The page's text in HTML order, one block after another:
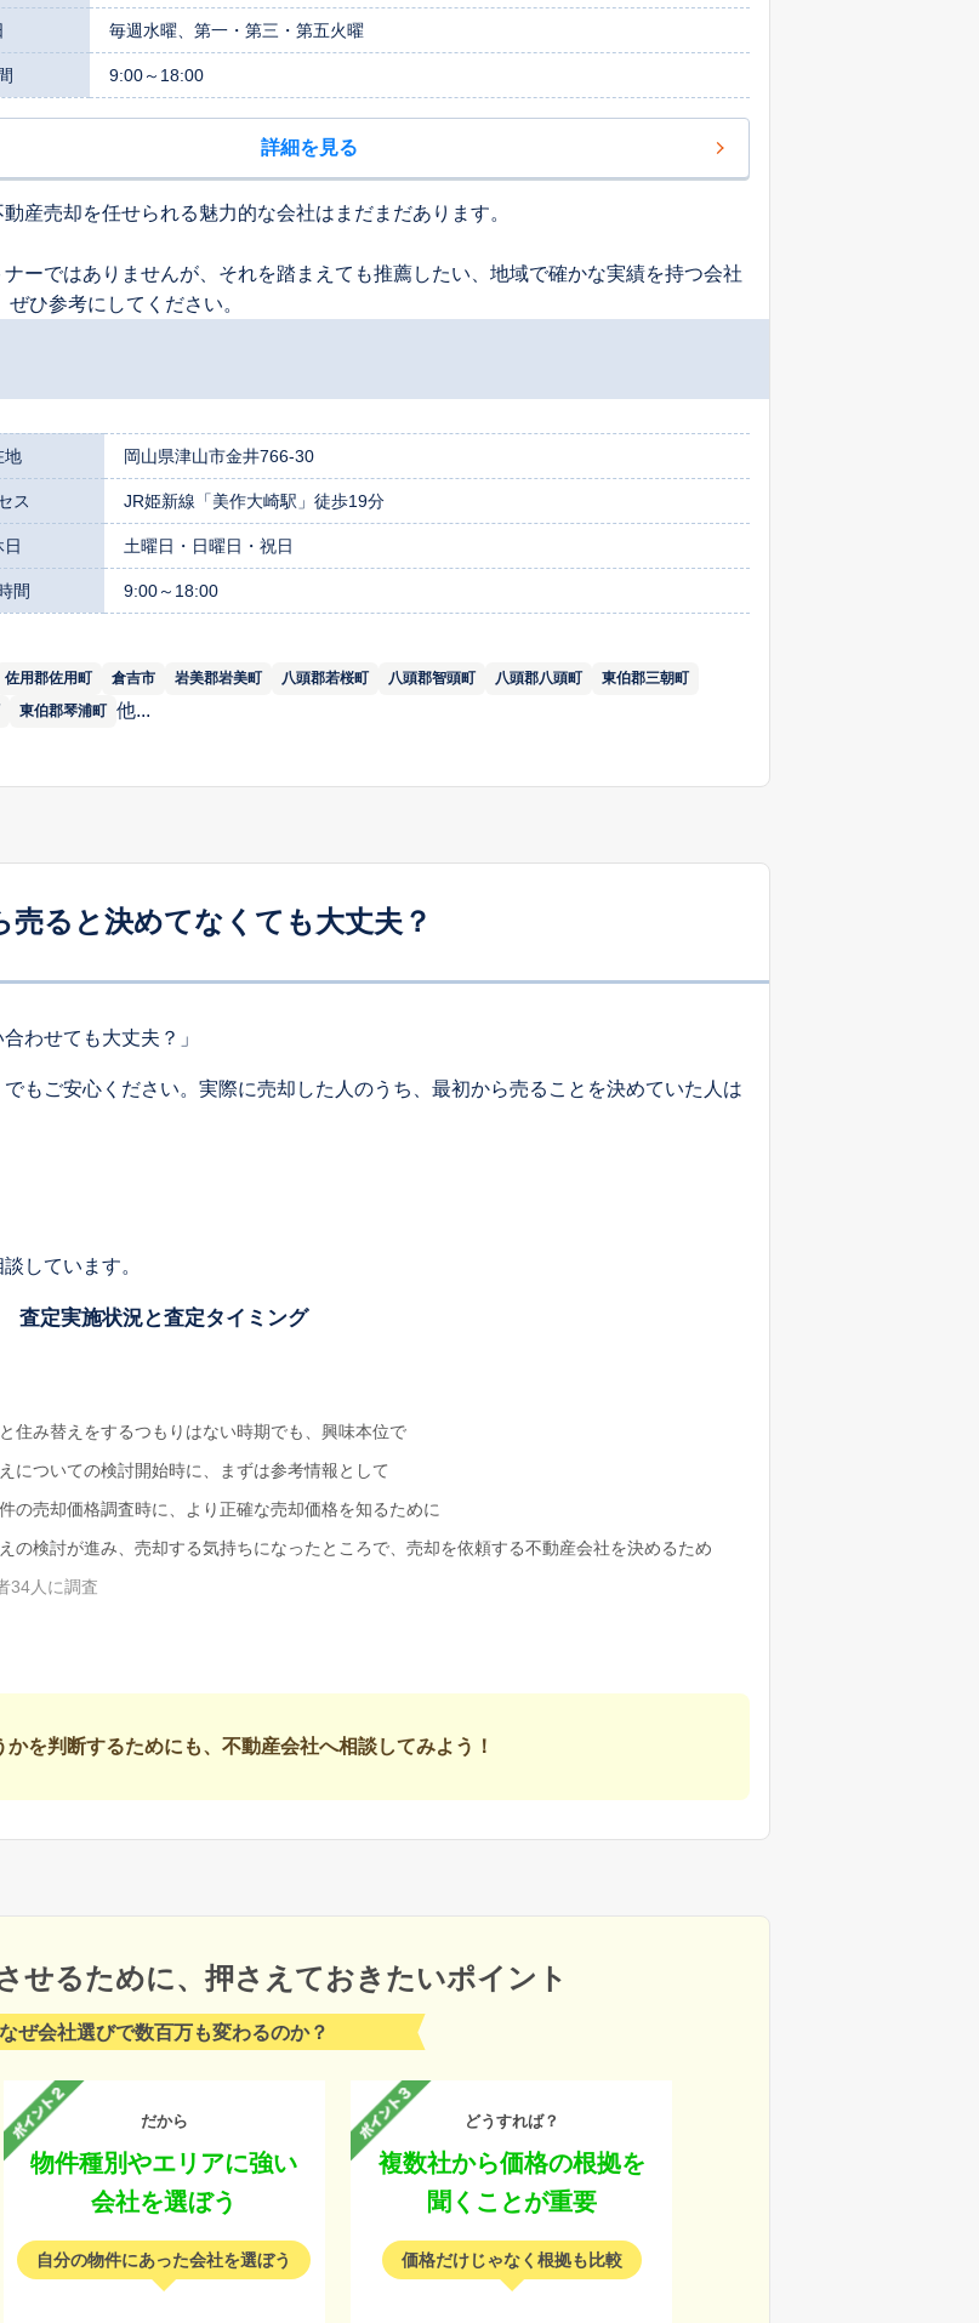
毎週水曜、第一・第三・第五火曜
9:00～18:00
詳細を見る
産売却を任せられる魅力的な会社はまだまだあります。
ーではありませんが、それを踏まえても推薦したい、地域で確かな実績を持つ会社
ひ参考にしてください。
地 岡山県津山市金井766-30
ス JR姫新線「美作大崎駅」徒歩19分
日 土曜日・日曜日・祝日
間 9:00～18:00
佐用郡佐用町 倉吉市 岩美郡岩美町 八頭郡若桜町 八頭郡智頭町 八頭郡八頭町
東伯郡三朝町
東伯郡琴浦町 他...
売ると決めてなくても大丈夫？
わせても大丈夫？」
もご安心ください。実際に売却した人のうち、最初から売ることを決めていた人は
しています。
査定実施状況と査定タイミング
住み替えをするつもりはない時期でも、興味本位で
についての検討開始時に、まずは参考情報として
の売却価格調査時に、より正確な売却価格を知るために
の検討が進み、売却する気持ちになったところで、売却を依頼する不動産会社を決めるため
34人に調査
かを判断するためにも、不動産会社へ相談してみよう！
せるために、 押さえておきたいポイント
なぜ会社選びで数百万も変わるのか？
だから
物件種別やエリアに強い
会社を選ぼう
自分の物件にあった会社を選ぼう
どうすれば？
複数社から価格の根拠を
聞くことが重要
価格だけじゃなく根拠も比較